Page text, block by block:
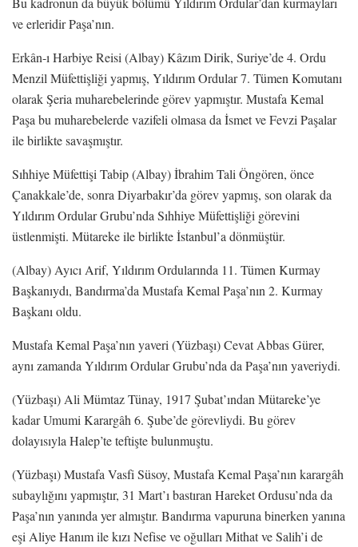
ve erleridir Paşa’nın.
Erkân-ı Harbiye Reisi (Albay) Kâzım Dirik, Suriye’de 4. Ordu
Menzil Müfettişliği yapmış, Yıldırım Ordular 7. Tümen Komutanı
olarak Şeria muharebelerinde görev yapmıştır. Mustafa Kemal
Paşa bu muharebelerde vazifeli olmasa da İsmet ve Fevzi Paşalar
ile birlikte savaşmıştır.
Sıhhiye Müfettişi Tabip (Albay) İbrahim Tali Öngören, önce
Çanakkale’de, sonra Diyarbakır’da görev yapmış, son olarak da
Yıldırım Ordular Grubu’nda Sıhhiye Müfettişliği görevini
üstlenmişti. Mütareke ile birlikte İstanbul’a dönmüştür.
(Albay) Ayıcı Arif, Yıldırım Ordularında 11. Tümen Kurmay
Başkanıydı, Bandırma’da Mustafa Kemal Paşa’nın 2. Kurmay
Başkanı oldu.
Mustafa Kemal Paşa’nın yaveri (Yüzbaşı) Cevat Abbas Gürer,
aynı zamanda Yıldırım Ordular Grubu’nda da Paşa’nın yaveriydi.
(Yüzbaşı) Ali Mümtaz Tünay, 1917 Şubat’ından Mütareke’ye
kadar Umumi Karargâh 6. Şube’de görevliydi. Bu görev
dolayısıyla Halep’te teftişte bulunmuştu.
(Yüzbaşı) Mustafa Vasfi Süsoy, Mustafa Kemal Paşa’nın karargâh
subaylığını yapmıştır, 31 Mart’ı bastıran Hareket Ordusu’nda da
Paşa’nın yanında yer almıştır. Bandırma vapuruna binerken yanına
eşi Aliye Hanım ile kızı Nefise ve oğulları Mithat ve Salih’i de